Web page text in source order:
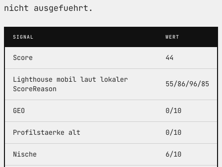
nicht ausgefuehrt.
SIGNAL WERT
Score 44
Lighthouse mobil laut lokaler
ScoreReason
55/86/96/85
GEO 0/10
Profilstaerke alt 0/10
Nische 6/10